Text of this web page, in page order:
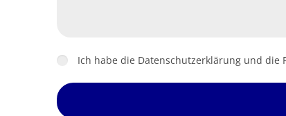
Ich habe die Datenschutzerklärung und die